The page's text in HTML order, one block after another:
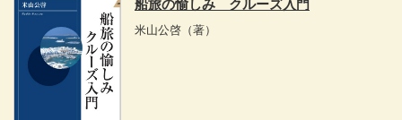
船旅の愉しみ クルーズ入門
米山公啓 （著）